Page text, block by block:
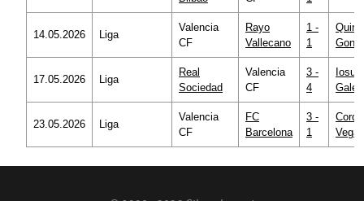
14.05.2026 Liga
Valencia
CF
Rayo
Vallecano
1 -
1
17.05.2026 Liga
Real
Sociedad
Valencia
CF
3 -
4
Iosu
23.05.2026 Liga
Valencia
CF
FC
Barcelona
3 -
1
Vega